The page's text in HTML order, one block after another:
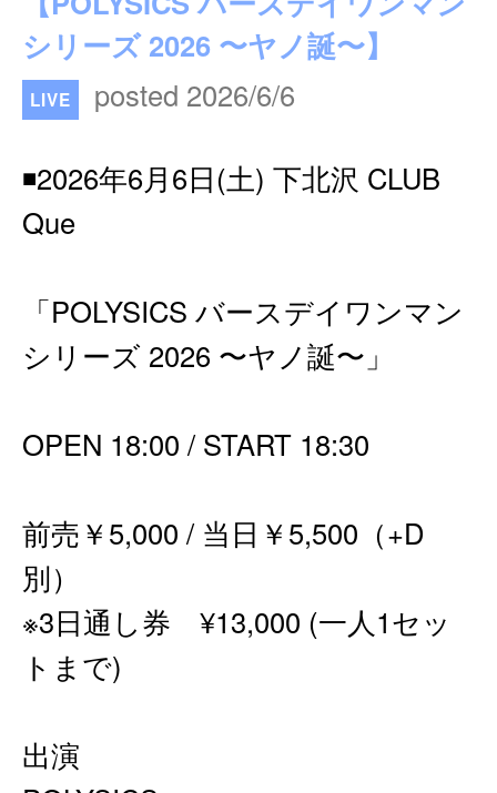
シリーズ 2026 〜ヤノ誕〜】
LIVE posted 2026/6/6
◾️2026年6月6日(土) 下北沢 CLUB
Que
「POLYSICS バースデイワンマン
シリーズ 2026 〜ヤノ誕〜」
OPEN 18:00 / START 18:30
前売￥5,000 / 当日￥5,500（+D
別）
※3日通し券 ¥13,000 (一人1セッ
トまで)
出演